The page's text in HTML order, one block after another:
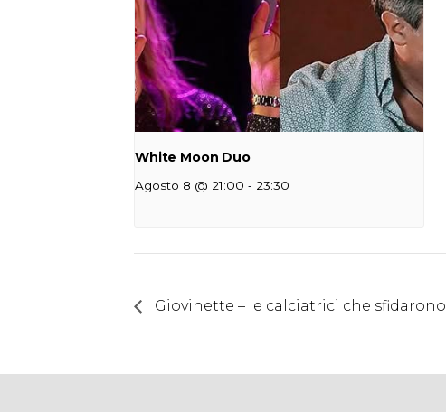
White Moon Duo
Agosto 8 @ 21:00 - 23:30
Giovinette – le calciatrici che